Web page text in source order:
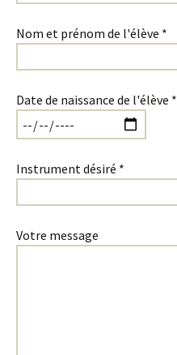
Nom et prénom de l'élève *
Date de naissance de l'élève *
Instrument désiré *
Votre message